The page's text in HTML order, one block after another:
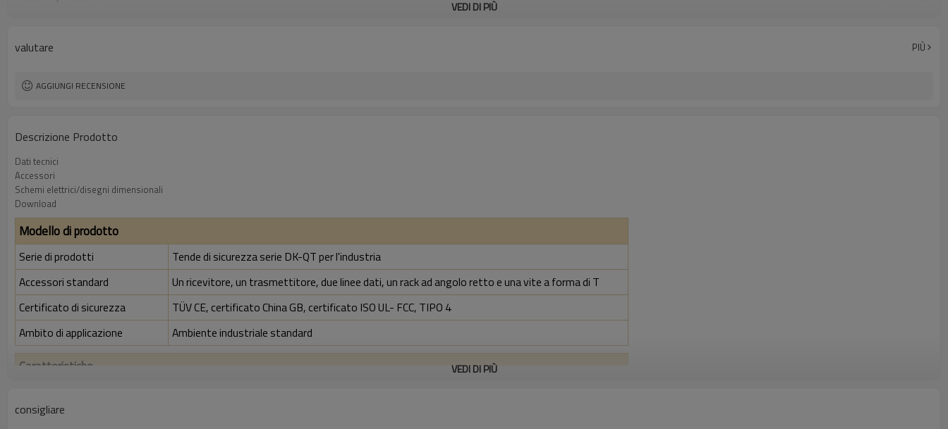
con accessori di montaggio
Certificazione: TUV, UL, CE, RoSH, GB
VEDI DI PIÙ
valutare PIÙ
AGGIUNGI RECENSIONE
Descrizione Prodotto
Dati tecnici
Accessori
Schemi elettrici/disegni dimensionali
Download
Modello di prodotto
Serie di prodotti
Tende di sicurezza serie DK-QT per l'industria
Accessori standard
Un ricevitore, un trasmettitore, due linee dati, un rack ad angolo retto e una vite a forma di T
Certificato di sicurezza
TÜV CE, certificato China GB, certificato ISO UL- FCC, TIPO 4
Ambito di applicazione
Ambiente industriale standard
Caratteristiche
Controlla la precisione
VEDI DI PIÙ
consigliare